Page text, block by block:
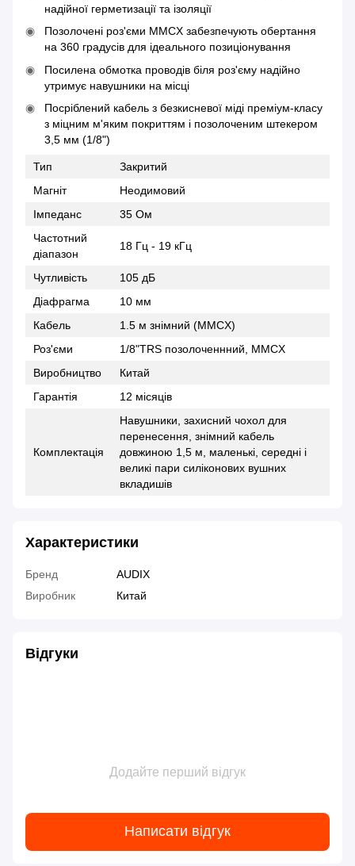
надійної герметизації та ізоляції
Позолочені роз'єми MMCX забезпечують обертання
на 360 градусів для ідеального позиціонування
Посилена обмотка проводів біля роз'єму надійно
утримує навушники на місці
Посріблений кабель з безкисневої міді преміум-класу
з міцним м'яким покриттям і позолоченим штекером
3,5 мм (1/8")
Тип
Закритий
Магніт
Неодимовий
Імпеданс
35 Ом
Частотний
діапазон
18 Гц - 19 кГц
Чутливість
105 дБ
Діафрагма
10 мм
Кабель
1.5 м знімний (MMCX)
Роз'єми
1/8"TRS позолоченнний, MMCX
Виробництво
Китай
Гарантія
12 місяців
Комплектація
Навушники, захисний чохол для
перенесення, знімний кабель
довжиною 1,5 м, маленькі, середні і
великі пари силіконових вушних
вкладишів
Характеристики
Бренд
AUDIX
Виробник
Китай
Відгуки
Додайте перший відгук
Написати відгук